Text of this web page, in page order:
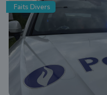
Faits Divers